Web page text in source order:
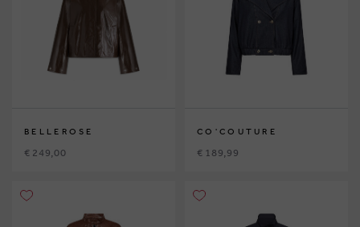
BELLEROSE
€ 249,00
CO'COUTURE
€ 189,99